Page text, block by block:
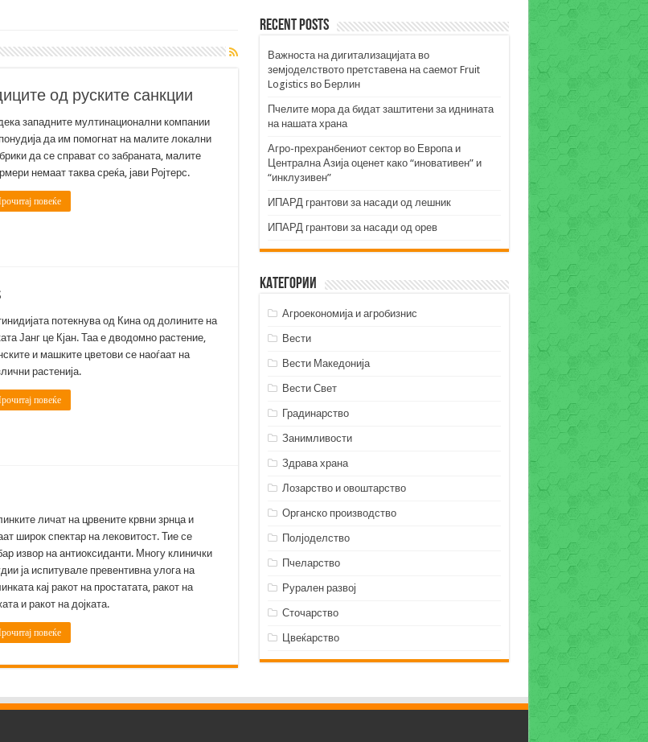
од руските санкции
западните мултинационални компании
да им помогнат на малите локални
да се справат со забраната, малите
немаат таква среќа, јави Ројтерс.
повеќе
потекнува од Кина од долините на
Јанг це Кјан. Таа е дводомно растение,
и машките цветови се наоѓаат на
растенија.
повеќе
личат на црвените крвни зрнца и
широк спектар на лековитост. Тие се
извор на антиоксиданти. Многу клинички
ја испитувале превентивна улога на
кај ракот на простатата, ракот на
и ракот на дојката.
повеќе
Recent Posts
Важноста на дигитализацијата во
земјоделството претставена на саемот Fruit
Logistics во Берлин
Пчелите мора да бидат заштитени за иднината
на нашата храна
Агро-прехранбениот сектор во Европа и
Централна Азија оценет како “иновативен” и
“инклузивен”
ИПАРД грантови за насади од лешник
ИПАРД грантови за насади од орев
Категории
Агроекономија и агробизнис
Вести
Вести Македонија
Вести Свет
Градинарство
Занимливости
Здрава храна
Лозарство и овоштарство
Органско производство
Полјоделство
Пчеларство
Рурален развој
Сточарство
Цвеќарство